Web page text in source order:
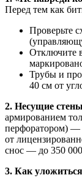
Перед тем как
Проверьте
Отключите
Трубы и
40 см от
2. Несущие
армированием
перфоратором) —
от
снос — до 350
3. Как